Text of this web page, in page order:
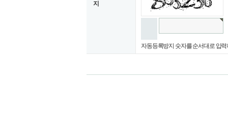
지
자동등록방지 숫자를 순서대로 입력